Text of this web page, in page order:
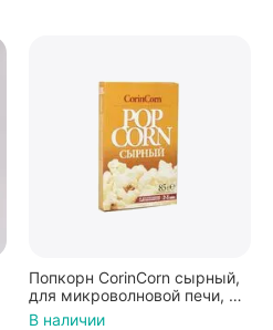
Попкорн CorinCorn сырный,
для микроволновой печи, 85
г
В наличии